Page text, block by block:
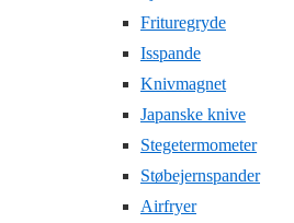
Frituregryde
Isspande
Knivmagnet
Japanske knive
Stegetermometer
Støbejernspander
Airfryer